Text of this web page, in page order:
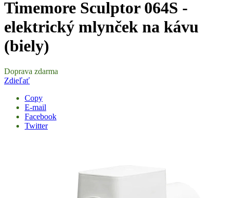
Timemore Sculptor 064S -
elektrický mlynček na kávu
(biely)
Doprava zdarma
Zdieľať
Copy
E-mail
Facebook
Twitter